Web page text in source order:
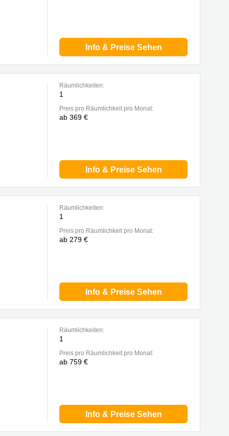
Info & Preise Sehen
Räumlichkeiten:
1
Preis pro Räumlichkeit pro Monat:
ab 369 €
Info & Preise Sehen
Räumlichkeiten:
1
Preis pro Räumlichkeit pro Monat:
ab 279 €
Info & Preise Sehen
Räumlichkeiten:
1
Preis pro Räumlichkeit pro Monat:
ab 759 €
Info & Preise Sehen